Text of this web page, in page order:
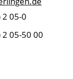
2 05-0
2 05-50 00